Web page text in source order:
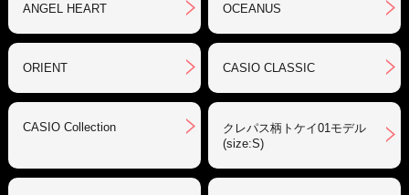
ANGEL HEART OCEANUS
ORIENT CASIO CLASSIC
CASIO Collection
クレパス柄トケイ01モデル
(size:S)